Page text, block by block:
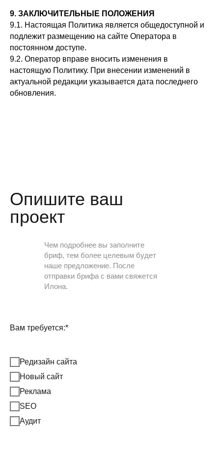
9. ЗАКЛЮЧИТЕЛЬНЫЕ ПОЛОЖЕНИЯ
9.1. Настоящая Политика является общедоступной и
подлежит размещению на сайте Оператора в
постоянном доступе.
9.2. Оператор вправе вносить изменения в
настоящую Политику. При внесении изменений в
актуальной редакции указывается дата последнего
обновления.
Чем подробнее вы заполните
бриф, тем более целевым будет
наше предложение. После
отправки брифа с вами свяжется
Илона.
Опишите ваш
проект
Вам требуется:*
Редизайн сайта
Новый сайт
Реклама
SEO
Аудит